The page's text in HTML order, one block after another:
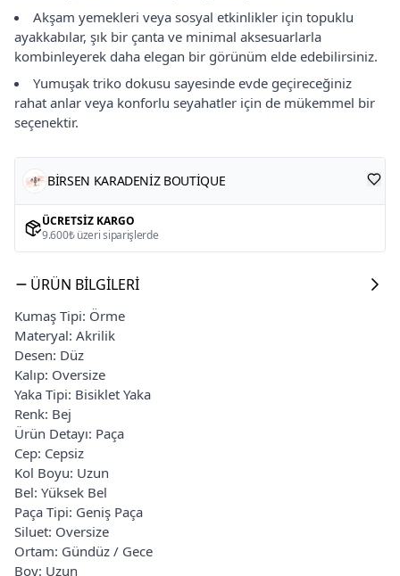
Akşam yemekleri veya sosyal etkinlikler için topuklu
ayakkabılar, şık bir çanta ve minimal aksesuarlarla
kombinleyerek daha elegan bir görünüm elde edebilirsiniz.
Yumuşak triko dokusu sayesinde evde geçireceğiniz
rahat anlar veya konforlu seyahatler için de mükemmel bir
seçenektir.
BİRSEN KARADENİZ BOUTİQUE
ÜCRETSIZ KARGO
9.600₺ üzeri siparişlerde
ÜRÜN BILGILERI
Kumaş Tipi: Örme
Materyal: Akrilik
Desen: Düz
Kalıp: Oversize
Yaka Tipi: Bisiklet Yaka
Renk: Bej
Ürün Detayı: Paça
Cep: Cepsiz
Kol Boyu: Uzun
Bel: Yüksek Bel
Paça Tipi: Geniş Paça
Siluet: Oversize
Ortam: Gündüz / Gece
Boy: Uzun